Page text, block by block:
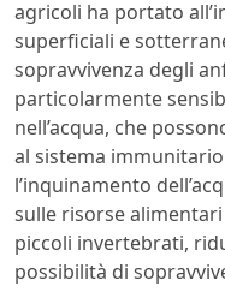
agricoli ha portato
superficiali e
sopravvivenza degli
particolarmente
nell’acqua, che
al sistema
l’inquinamento
sulle risorse
piccoli invertebrati,
possibilità di